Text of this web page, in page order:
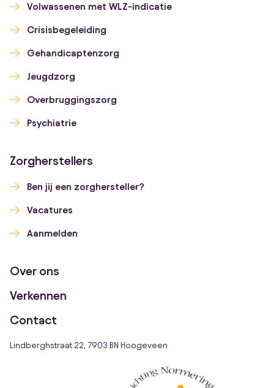
Volwassenen met WLZ-indicatie
Crisisbegeleiding
Gehandicaptenzorg
Jeugdzorg
Overbruggingszorg
Psychiatrie
Zorgherstellers
Ben jij een zorghersteller?
Vacatures
Aanmelden
Over ons
Verkennen
Contact
Lindberghstraat 22, 7903 BN Hoogeveen